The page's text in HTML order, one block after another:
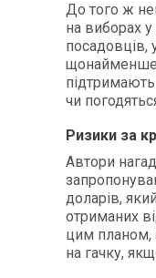
До того ж
на виборах у
посадовців,
щонайменше
чи
Ризики за
Автори
доларів,
отриманих
цим планом,
на гачку,